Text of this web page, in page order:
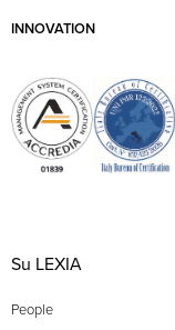
INNOVATION
Su LEXIA
People